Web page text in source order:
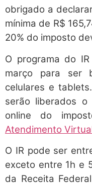
obrigado a
mínima de R$
20% do imposto
O programa do
março para ser
celulares e
serão liberados o
online do
Atendimento
O IR pode ser
exceto entre 1h e
da Receita